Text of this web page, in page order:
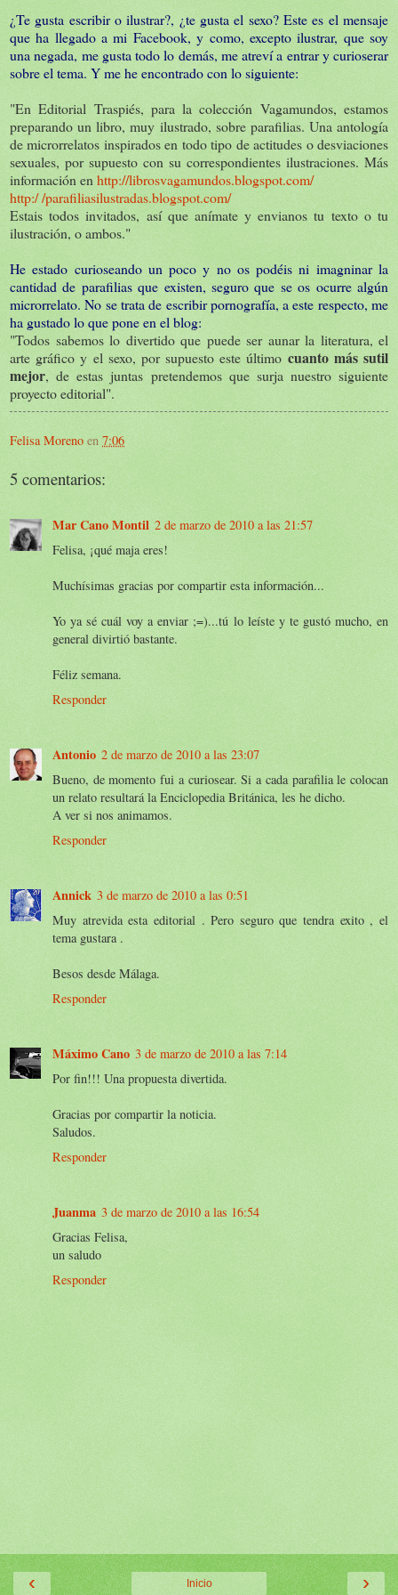
¿Te gusta escribir o ilustrar?, ¿te gusta el sexo? Este es el mensaje
que ha llegado a mi Facebook, y como, excepto ilustrar, que soy
una negada, me gusta todo lo demás, me atreví a entrar y curioserar
sobre el tema. Y me he encontrado con lo siguiente:
"En Editorial Traspiés, para la colección Vagamundos, estamos
preparando un libro, muy ilustrado, sobre parafilias. Una antología
de microrrelatos inspirados en todo tipo de actitudes o desviaciones
sexuales, por supuesto con su correspondientes ilustraciones. Más
información en http://librosvagamundos.blogspot.com/
http:/ /parafiliasilustradas.blogspot.com/
Estais todos invitados, así que anímate y envianos tu texto o tu
ilustración, o ambos."
He estado curioseando un poco y no os podéis ni imagninar la
cantidad de parafilias que existen, seguro que se os ocurre algún
microrrelato. No se trata de escribir pornografía, a este respecto, me
ha gustado lo que pone en el blog:
"Todos sabemos lo divertido que puede ser aunar la literatura, el
arte gráfico y el sexo, por supuesto este último cuanto más sutil
mejor, de estas juntas pretendemos que surja nuestro siguiente
proyecto editorial".
Felisa Moreno en 7:06
5 comentarios:
Mar Cano Montil 2 de marzo de 2010 a las 21:57
Felisa, ¡qué maja eres!
Muchísimas gracias por compartir esta información...
Yo ya sé cuál voy a enviar ;=)...tú lo leíste y te gustó mucho, en
general divirtió bastante.
Féliz semana.
Responder
Antonio 2 de marzo de 2010 a las 23:07
Bueno, de momento fui a curiosear. Si a cada parafilia le colocan
un relato resultará la Enciclopedia Británica, les he dicho.
A ver si nos animamos.
Responder
Annick 3 de marzo de 2010 a las 0:51
Muy atrevida esta editorial . Pero seguro que tendra exito , el
tema gustara .
Besos desde Málaga.
Responder
Máximo Cano 3 de marzo de 2010 a las 7:14
Por fin!!! Una propuesta divertida.
Gracias por compartir la noticia.
Saludos.
Responder
Juanma 3 de marzo de 2010 a las 16:54
Gracias Felisa,
un saludo
Responder
‹ ›
Inicio